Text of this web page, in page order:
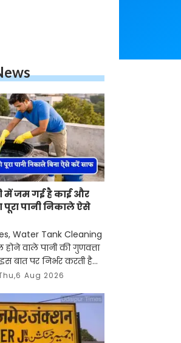
में जम गई है काई और
पूरा पानी निकाले ऐसे
Water Tank Cleaning
होने वाले पानी की गुणवत्ता
बात पर निर्भर करती है
कितनी साफ है। समय के
Aug 2026